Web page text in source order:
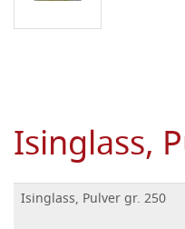
Isinglass,
Isinglass, Pulver gr. 250